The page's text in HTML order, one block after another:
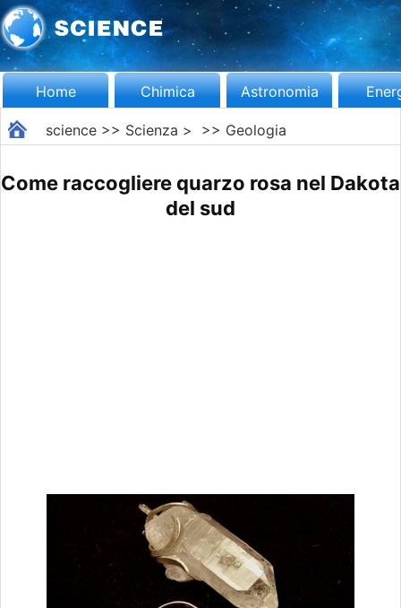
Home Chimica Astronomia
science>> Scienza > >> Geologia
Come raccogliere quarzo rosa nel Dakota
del sud